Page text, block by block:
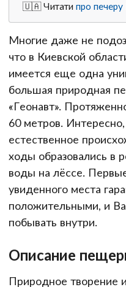
🇺🇦 Читатипро печеру
Многие даже не
что в Киевской
имеется еще одна
большая природная
«Геонавт».
60 метров.
естественное
ходы образовались в
воды на лёссе.
увиденного места
положительными, и
побывать внутри.
Описание
Природное творение